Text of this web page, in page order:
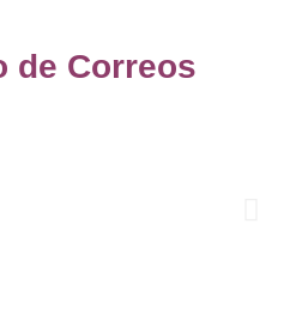
de Correos